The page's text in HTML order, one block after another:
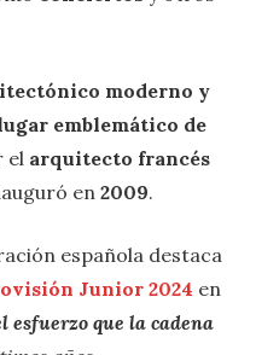
moderno y
emblemático de
el arquitecto francés
en 2009.
española destaca
Junior 2024 en
esfuerzo que la cadena